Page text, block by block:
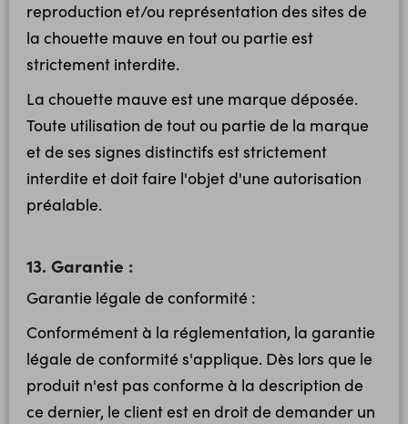
reproduction et/ou représentation des sites de
la chouette mauve en tout ou partie est
strictement interdite.
La chouette mauve est une marque déposée.
Toute utilisation de tout ou partie de la marque
et de ses signes distinctifs est strictement
interdite et doit faire l'objet d'une autorisation
préalable.
13. Garantie :
Garantie légale de conformité :
Conformément à la réglementation, la garantie
légale de conformité s'applique. Dès lors que le
produit n'est pas conforme à la description de
ce dernier, le client est en droit de demander un